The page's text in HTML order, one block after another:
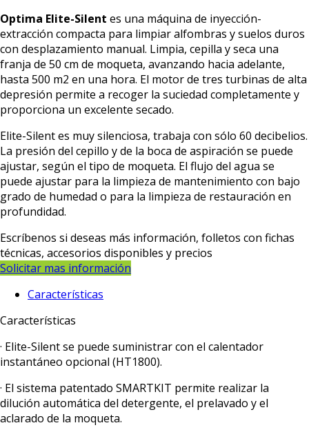
Optima Elite-Silent es una máquina de inyección-
extracción compacta para limpiar alfombras y suelos duros
con desplazamiento manual. Limpia, cepilla y seca una
franja de 50 cm de moqueta, avanzando hacia adelante,
hasta 500 m2 en una hora. El motor de tres turbinas de alta
depresión permite a recoger la suciedad completamente y
proporciona un excelente secado.
Elite-Silent es muy silenciosa, trabaja con sólo 60 decibelios.
La presión del cepillo y de la boca de aspiración se puede
ajustar, según el tipo de moqueta. El flujo del agua se
puede ajustar para la limpieza de mantenimiento con bajo
grado de humedad o para la limpieza de restauración en
profundidad.
Escríbenos si deseas más información, folletos con fichas
técnicas, accesorios disponibles y precios
Solicitar mas información
Características
Características
· Elite-Silent se puede suministrar con el calentador
instantáneo opcional (HT1800).
· El sistema patentado SMARTKIT permite realizar la
dilución automática del detergente, el prelavado y el
aclarado de la moqueta.